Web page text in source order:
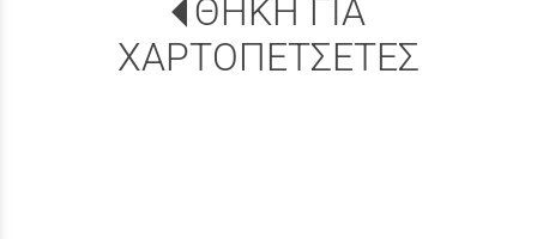
ΘΗΚΗ ΓΙΑ
ΧΑΡΤΟΠΕΤΣΕΤΕΣ